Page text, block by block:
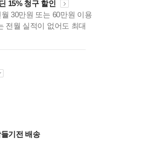
15% 청구 할인
30만원 또는 60만원 이용
전월 실적이 없어도 최대
기전 배송